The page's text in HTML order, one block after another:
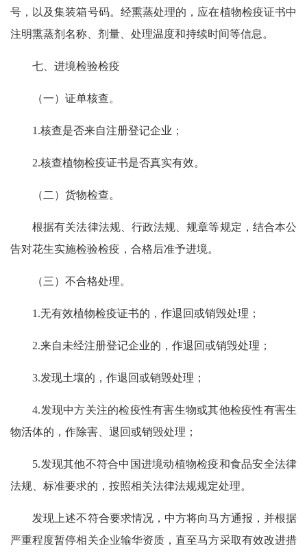
号，以及集装箱号码。经熏蒸处理的，应在植物检疫证书中
注明熏蒸剂名称、剂量、处理温度和持续时间等信息。
七、进境检验检疫
（一）证单核查。
1.核查是否来自注册登记企业；
2.核查植物检疫证书是否真实有效。
（二）货物检查。
根据有关法律法规、行政法规、规章等规定，结合本公
告对花生实施检验检疫，合格后准予进境。
（三）不合格处理。
1.无有效植物检疫证书的，作退回或销毁处理；
2.来自未经注册登记企业的，作退回或销毁处理；
3.发现土壤的，作退回或销毁处理；
4.发现中方关注的检疫性有害生物或其他检疫性有害生
物活体的，作除害、退回或销毁处理；
5.发现其他不符合中国进境动植物检疫和食品安全法律
法规、标准要求的，按照相关法律法规规定处理。
发现上述不符合要求情况，中方将向马方通报，并根据
严重程度暂停相关企业输华资质，直至马方采取有效改进措